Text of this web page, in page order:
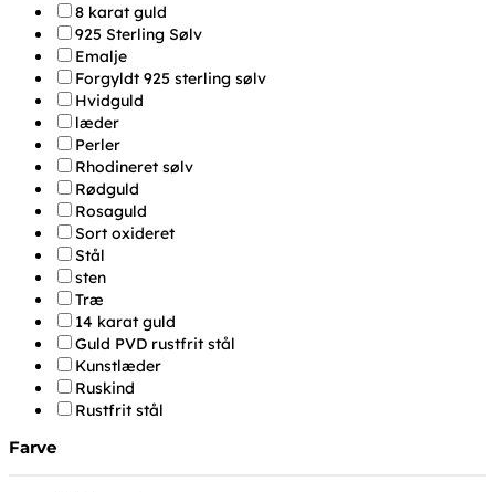
8 karat guld
925 Sterling Sølv
Emalje
Forgyldt 925 sterling sølv
Hvidguld
læder
Perler
Rhodineret sølv
Rødguld
Rosaguld
Sort oxideret
Stål
sten
Træ
14 karat guld
Guld PVD rustfrit stål
Kunstlæder
Ruskind
Rustfrit stål
Farve